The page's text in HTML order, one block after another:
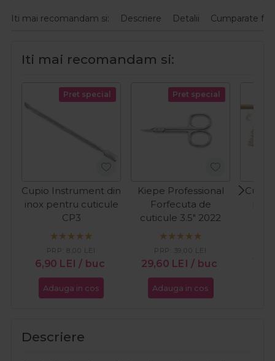
Iti mai recomandam si: Descriere Detalii Cumparate
Iti mai recomandam si:
Pret special
Cupio Instrument din
inox pentru cuticule
CP3
6,90 LEI / buc
PRP: 8,00 LEI
Adauga in cos
Pret special
Kiepe Professional
Forfecuta de
cuticule 3.5" 2022
29,60 LEI / buc
PRP: 39,00 LEI
Adauga in cos
Descriere